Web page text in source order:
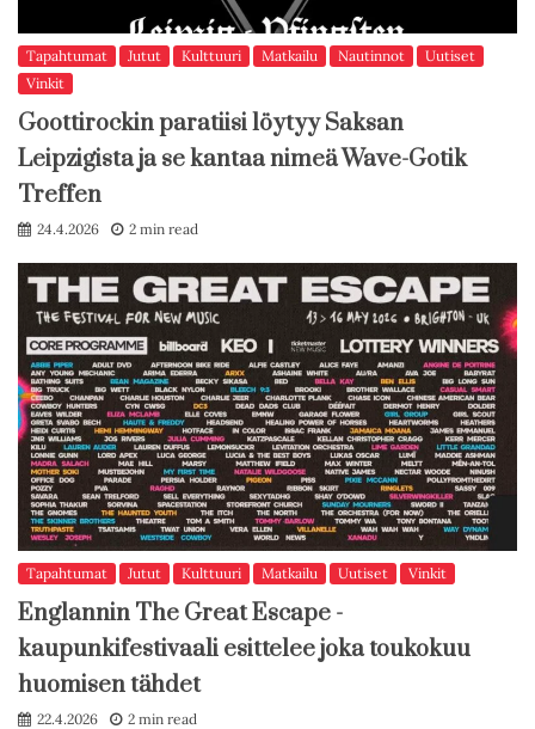
Tapahtumat Jutut Kulttuuri Matkailu Nautinnot
Uutiset
Vinkit
Goottirockin paratiisi löytyy Saksan
Leipzigista ja se kantaa nimeä Wave-Gotik
Treffen
24.4.2026 2 min read
Tapahtumat Jutut Kulttuuri Matkailu Uutiset Vinkit
Englannin The Great Escape -
kaupunkifestivaali esittelee joka toukokuu
huomisen tähdet
22.4.2026 2 min read